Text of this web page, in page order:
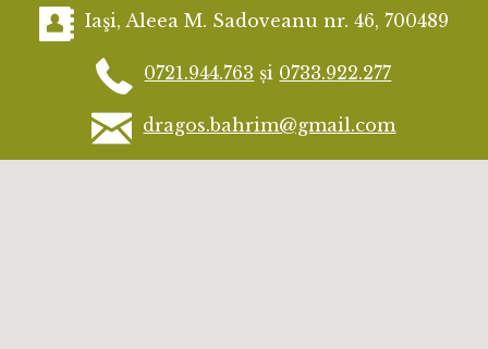
Iaşi, Aleea M. Sadoveanu nr. 46, 700489
0721.944.763 și 0733.922.277
dragos.bahrim@gmail.com